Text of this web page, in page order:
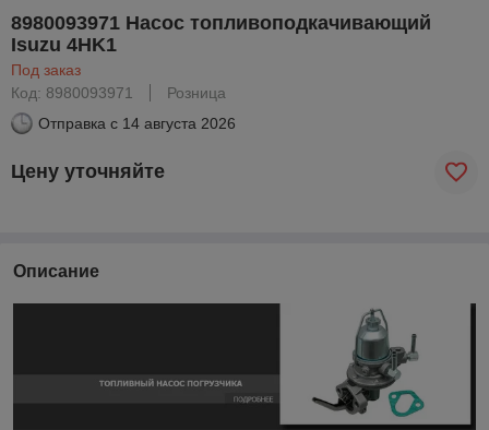
8980093971 Насос топливоподкачивающий
Isuzu 4HK1
Под заказ
Код: 8980093971
Розница
Отправка с 14 августа 2026
Цену уточняйте
Описание